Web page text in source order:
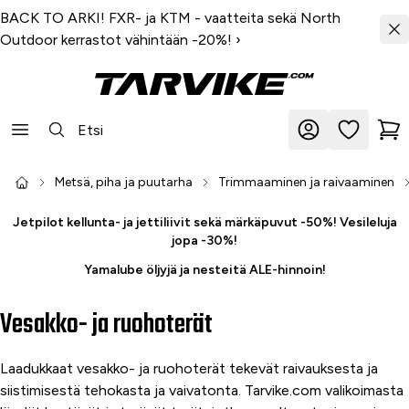
BACK TO ARKI! FXR- ja KTM - vaatteita sekä North
Outdoor kerrastot vähintään -20%! ›
Metsä, piha ja puutarha Trimmaaminen ja raivaaminen
Jetpilot kellunta- ja jettiliivit sekä märkäpuvut -50%! Vesileluja
jopa -30%!
Yamalube öljyjä ja nesteitä ALE-hinnoin!
Vesakko- ja ruohoterät
Laadukkaat vesakko- ja ruohoterät tekevät raivauksesta ja
siistimisestä tehokasta ja vaivatonta. Tarvike.com valikoimasta